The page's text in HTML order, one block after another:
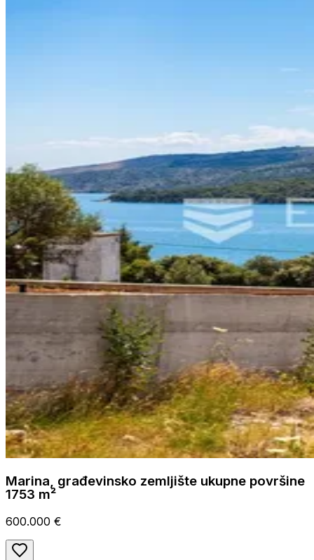
Marina, građevinsko zemljište ukupne površine
1753 m²
600.000 €